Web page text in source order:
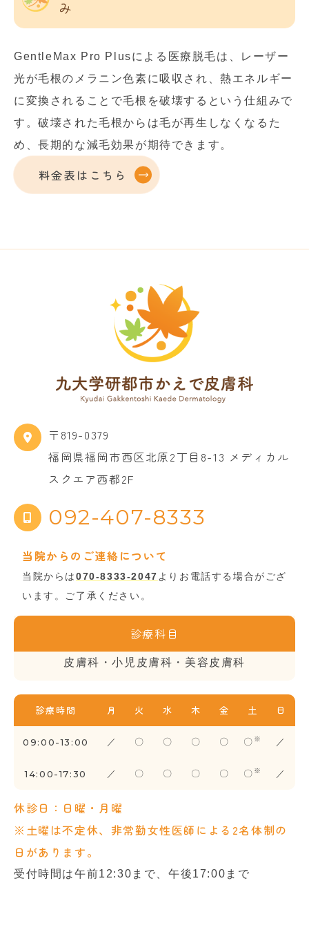
み
GentleMax Pro Plusによる医療脱毛は、レーザー
光が毛根のメラニン色素に吸収され、熱エネルギー
に変換されることで毛根を破壊するという仕組みで
す。破壊された毛根からは毛が再生しなくなるた
め、長期的な減毛効果が期待できます。
料金表はこちら
〒819-0379
福岡県福岡市西区北原2丁目8-13 メディカル
スクエア西都2F
092-407-8333
当院からのご連絡について
当院からは070-8333-2047 よりお電話する場合がござ
います。ご了承ください。
診療科目
皮膚科・小児皮膚科・美容皮膚科
診療時間 月 火 水 木 金 土 日
09:00-13:00 ／ 〇 〇 〇 〇 〇 ※ ／
14:00-17:30 ／ 〇 〇 〇 〇 〇 ※ ／
休診日：日曜・月曜
※土曜は不定休、非常勤女性医師による2名体制の
日があります。
受付時間は午前12:30まで、午後17:00まで